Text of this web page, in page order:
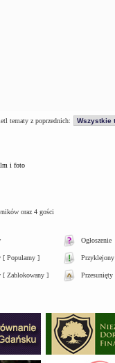
tematy z poprzednich:
i foto
oraz 4 gości
Ogłoszenie
[ Popularny ] Przyklejony
[ Zablokowany ] Przesunięty